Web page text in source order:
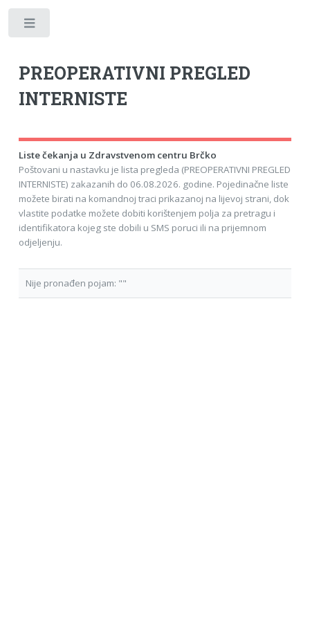
PREOPERATIVNI PREGLED
INTERNISTE
Liste čekanja u Zdravstvenom centru Brčko
Poštovani u nastavku je lista pregleda (PREOPERATIVNI PREGLED
INTERNISTE) zakazanih do 06.08.2026. godine. Pojedinačne liste
možete birati na komandnoj traci prikazanoj na lijevoj strani, dok
vlastite podatke možete dobiti korištenjem polja za pretragu i
identifikatora kojeg ste dobili u SMS poruci ili na prijemnom
odjeljenju.
Nije pronađen pojam: ""